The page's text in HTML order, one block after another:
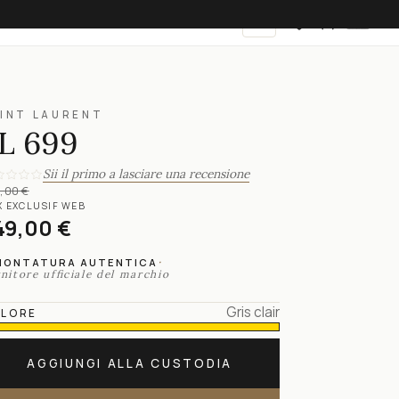
LAURENT
699
Sii il primo a lasciare una recensione
€
EXCLUSIF WEB
€
AUTENTICA ·
ufficiale del marchio
Gris clair
AGGIUNGI ALLA CUSTODIA